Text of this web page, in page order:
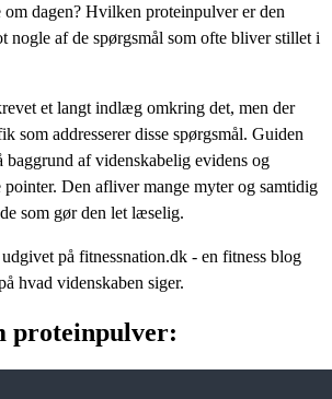
om dagen? Hvilken proteinpulver er den
nogle af de spørgsmål som ofte bliver stillet i
et langt indlæg omkring det, men der
som addresserer disse spørgsmål. Guiden
baggrund af videnskabelig evidens og
Den afliver mange myter og samtidig
som gør den let læselig.
på fitnessnation.dk - en fitness blog
hvad videnskaben siger.
proteinpulver: